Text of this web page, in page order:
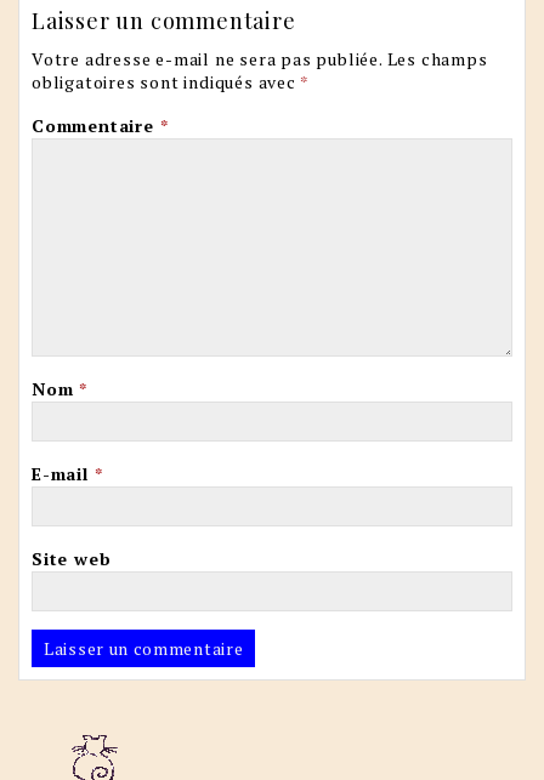
Laisser un commentaire
Votre adresse e-mail ne sera pas publiée. Les champs
obligatoires sont indiqués avec *
Commentaire *
Nom*
E-mail *
Site web